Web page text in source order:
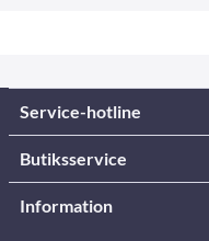
Service-hotline
Butiksservice
Information